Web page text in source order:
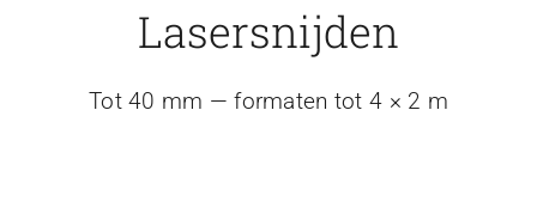
Lasersnijden
Tot 40 mm — formaten tot 4 × 2 m